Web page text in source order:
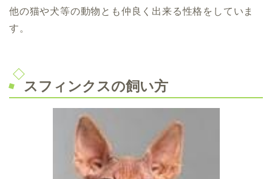
他の猫や犬等の動物とも仲良く出来る性格をしていま
す。
スフィンクスの飼い方